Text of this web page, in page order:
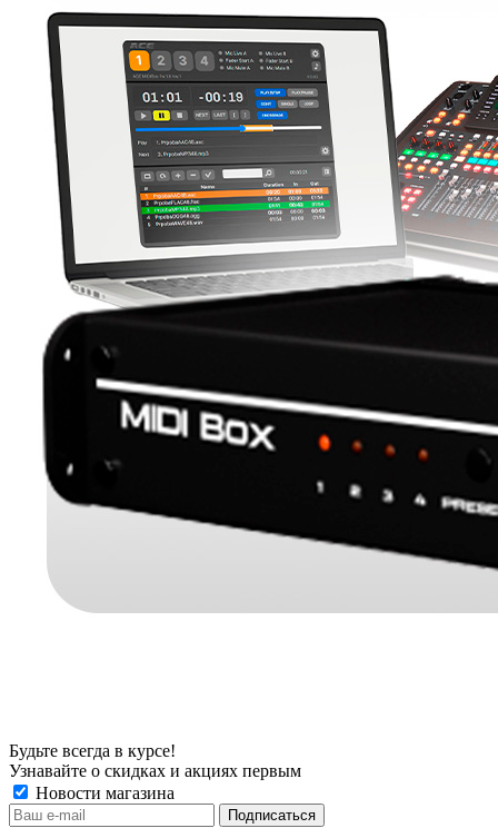
Будьте всегда в курсе!
Узнавайте о скидках и акциях первым
Новости магазина